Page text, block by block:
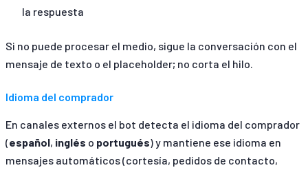
la respuesta
Si no puede procesar el medio, sigue la conversación con el
mensaje de texto o el placeholder; no corta el hilo.
Idioma del comprador
En canales externos el bot detecta el idioma del comprador
(español, inglés o portugués) y mantiene ese idioma en
mensajes automáticos (cortesía, pedidos de contacto,